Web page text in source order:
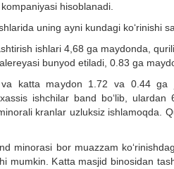
hisoblanadi.
uning ayni kundagi ko‘rinishi
ishlari 4,68 ga maydonda,
bunyod etiladi, 0.83 ga
katta maydon 1.72 va 0.44 ga
ishchilar band bo‘lib,
kranlar uzluksiz ishlamoqda.
minorasi bor muazzam
mumkin. Katta masjid binosidan